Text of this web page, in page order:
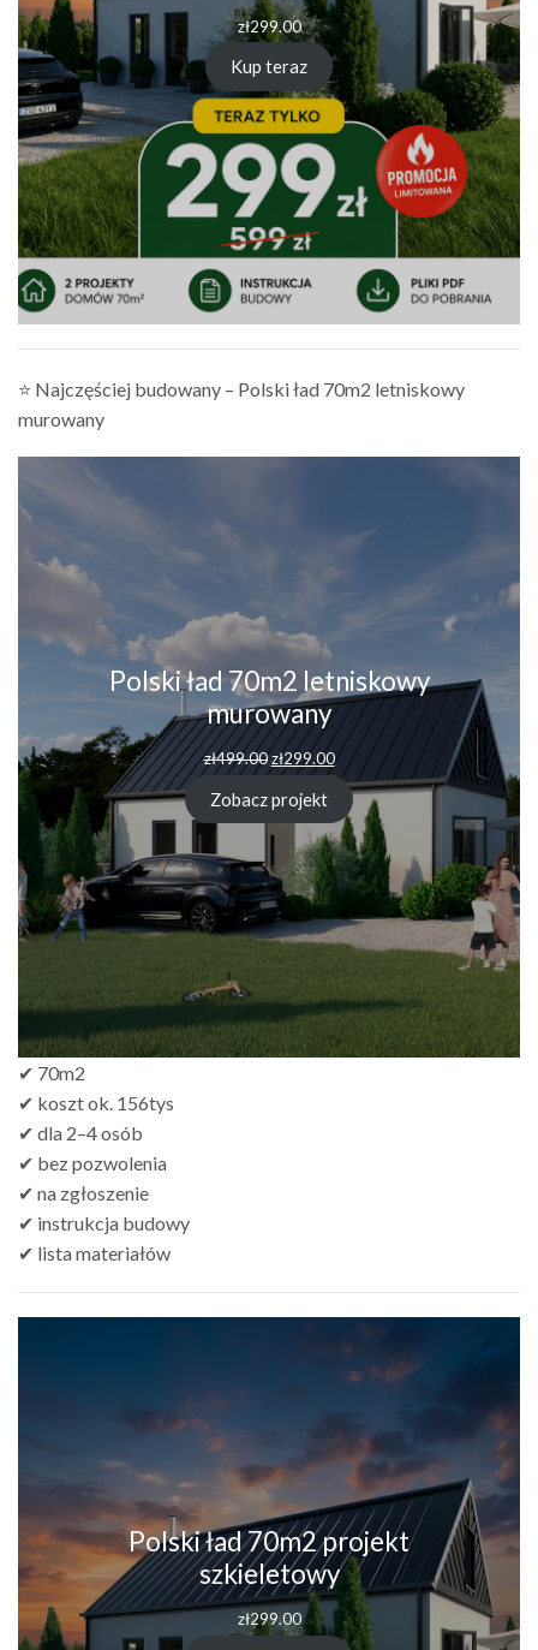
zł299.00
Kup teraz
⭐ Najczęściej budowany – Polski ład 70m2 letniskowy
murowany
Polski ład 70m2 letniskowy
murowany
zł499.00 zł299.00
Zobacz projekt
✔ 70m2
✔ koszt ok. 156tys
✔ dla 2–4 osób
✔ bez pozwolenia
✔ na zgłoszenie
✔ instrukcja budowy
✔ lista materiałów
Polski ład 70m2 projekt
szkieletowy
zł299.00